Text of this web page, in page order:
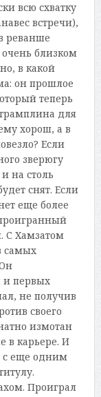
всю схватку
встречи),
реванше
близком
в какой
он прошлое
теперь
для
хорош, а в
Если
зверюгу
на столь
снят. Если
еще более
С Хамзатом
самых
и первых
не получив
своего
измотан
в карьере. И
с еще одним
Проиграл